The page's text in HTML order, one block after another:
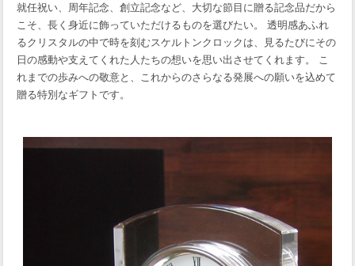
就任祝い、周年記念、創立記念など、大切な節目に贈る記念品だから
こそ、長く身近に飾っていただけるものを選びたい。 透明感あふれ
るクリスタルの中で時を刻むスケルトンクロックは、見るたびにその
日の感動や支えてくれた人たちの想いを思い出させてくれます。 こ
れまでの歩みへの敬意と、これからのさらなる発展への願いを込めて
贈る特別なギフトです。